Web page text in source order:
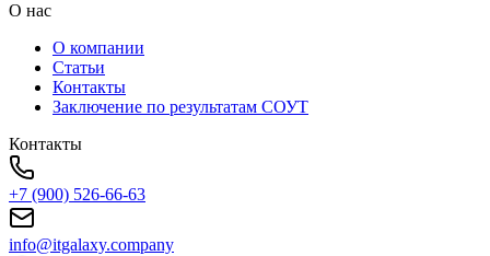
О нас
О компании
Статьи
Контакты
Заключение по результатам СОУТ
Контакты
+7 (900) 526-66-63
info@itgalaxy.company